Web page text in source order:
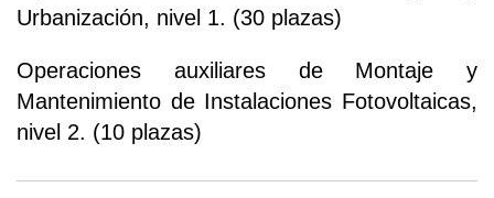
Urbanización, nivel 1. (30 plazas)
Operaciones auxiliares de Montaje y
Mantenimiento de Instalaciones Fotovoltaicas,
nivel 2. (10 plazas)